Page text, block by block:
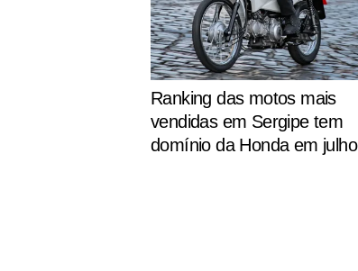
Ranking das motos mais
vendidas em Sergipe tem
domínio da Honda em julho